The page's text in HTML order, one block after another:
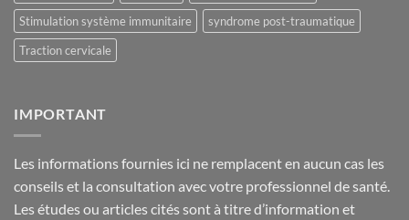
Stimulation système immunitaire
syndrome post-traumatique
Traction cervicale
IMPORTANT
Les informations fournies ici ne remplacent en aucun cas les
conseils et la consultation avec votre professionnel de santé.
Les études ou articles cités sont à titre d’information et